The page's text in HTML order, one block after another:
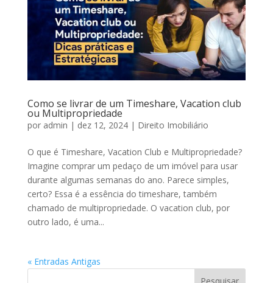
Como se livrar de um Timeshare, Vacation club
ou Multipropriedade
por admin | dez 12, 2024| Direito Imobiliário
O que é Timeshare, Vacation Club e Multipropriedade?
Imagine comprar um pedaço de um imóvel para usar
durante algumas semanas do ano. Parece simples,
certo? Essa é a essência do timeshare, também
chamado de multipropriedade. O vacation club, por
outro lado, é uma...
« Entradas Antigas